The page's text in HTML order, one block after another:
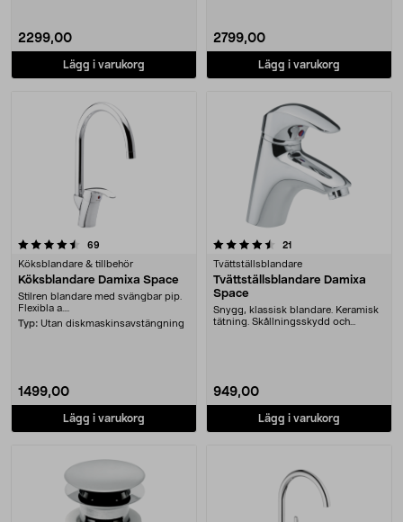
2299,00
Lägg i varukorg
2799,00
Lägg i varukorg
69
Köksblandare & tillbehör
Köksblandare Damixa Space
Stilren blandare med svängbar pip.
Flexibla a....
Typ: Utan diskmaskinsavstängning
1499,00
Lägg i varukorg
4.5 av 5 stjärnor 21
Tvättställsblandare
Tvättställsblandare Damixa
Space
Snygg, klassisk blandare. Keramisk
tätning. Skållningsskydd och
949,00
Lägg i varukorg